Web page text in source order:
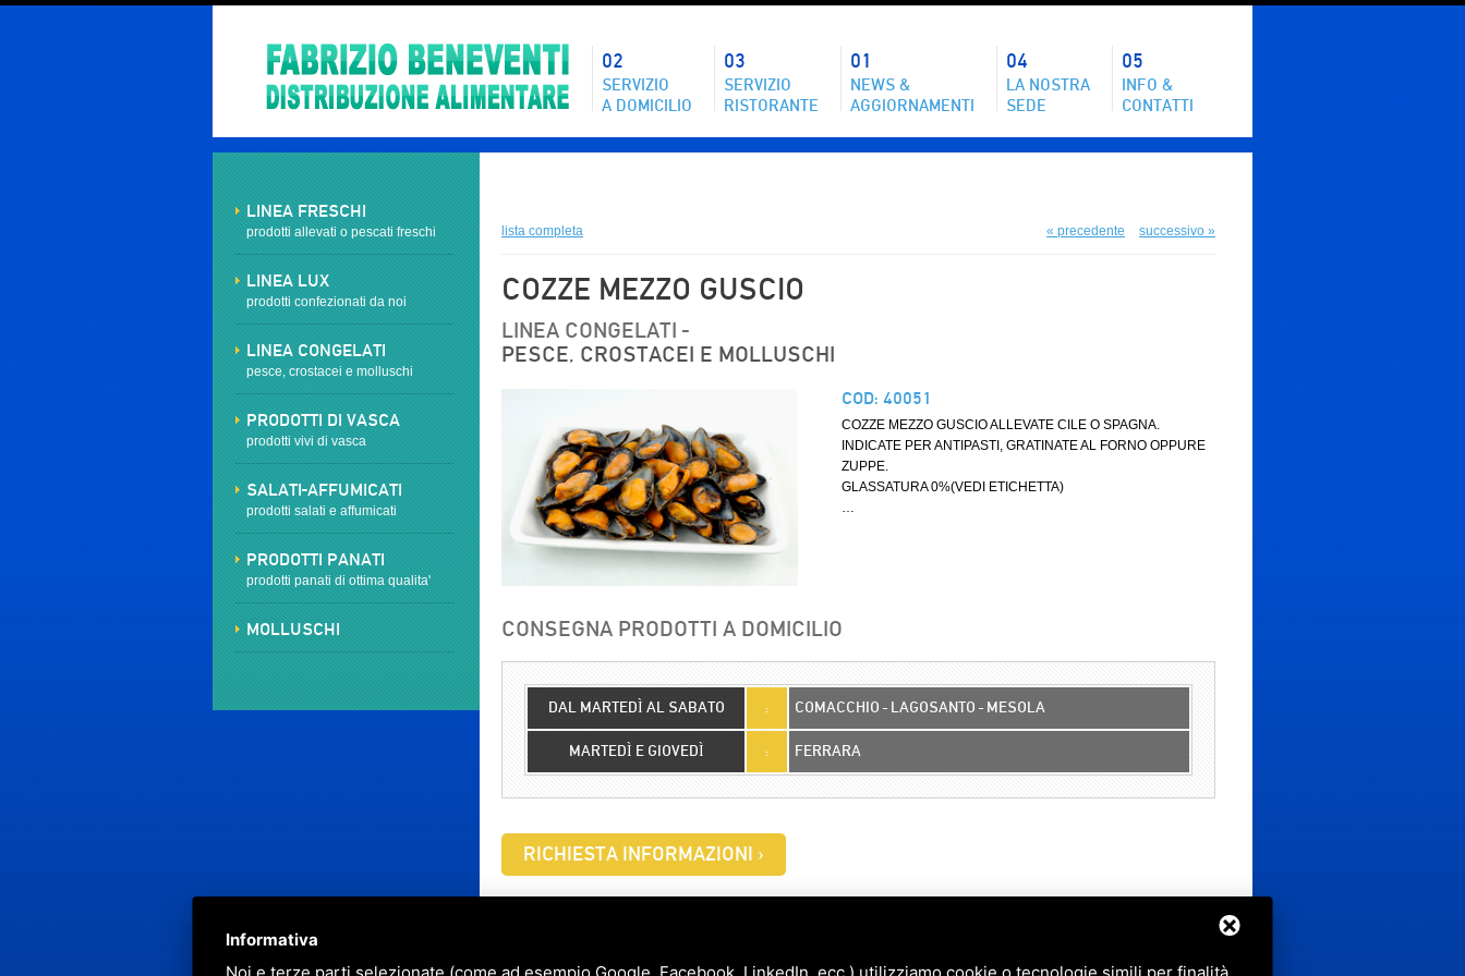
02
SERVIZIO
A DOMICILIO
03
SERVIZIO
RISTORANTE
01
NEWS &
AGGIORNAMENTI
04
LA NOSTRA
SEDE
05
INFO &
CONTATTI
LINEA FRESCHI
prodotti allevati o pescati freschi
LINEA LUX
prodotti confezionati da noi
LINEA CONGELATI
pesce, crostacei e molluschi
PRODOTTI DI VASCA
prodotti vivi di vasca
SALATI-AFFUMICATI
prodotti salati e affumicati
PRODOTTI PANATI
prodotti panati di ottima qualita'
MOLLUSCHI
« precedente successivo »
lista completa
COZZE MEZZO GUSCIO
LINEA CONGELATI -
PESCE, CROSTACEI E MOLLUSCHI
COD: 40051
COZZE MEZZO GUSCIO ALLEVATE CILE O SPAGNA.
INDICATE PER ANTIPASTI, GRATINATE AL FORNO OPPURE
ZUPPE.
GLASSATURA 0%(VEDI ETICHETTA)
…
CONSEGNA PRODOTTI A DOMICILIO
DAL MARTEDÌ AL SABATO : COMACCHIO - LAGOSANTO - MESOLA
MARTEDÌ E GIOVEDÌ : FERRARA
RICHIESTA INFORMAZIONI ›
Informativa